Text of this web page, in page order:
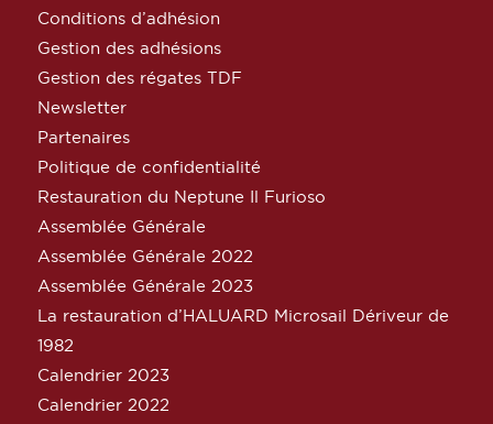
Conditions d’adhésion
Gestion des adhésions
Gestion des régates TDF
Newsletter
Partenaires
Politique de confidentialité
Restauration du Neptune Il Furioso
Assemblée Générale
Assemblée Générale 2022
Assemblée Générale 2023
La restauration d’HALUARD Microsail Dériveur de
1982
Calendrier 2023
Calendrier 2022